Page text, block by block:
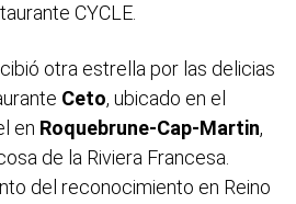
CYCLE.
otra estrella por las delicias
Ceto, ubicado en el
en Roquebrune-Cap-Martin,
de la Riviera Francesa.
del reconocimiento en Reino